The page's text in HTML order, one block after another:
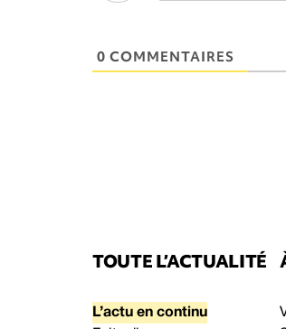
0 COMMENTAIRES
TOUTE L’ACTUALITÉ
L’actu en continu